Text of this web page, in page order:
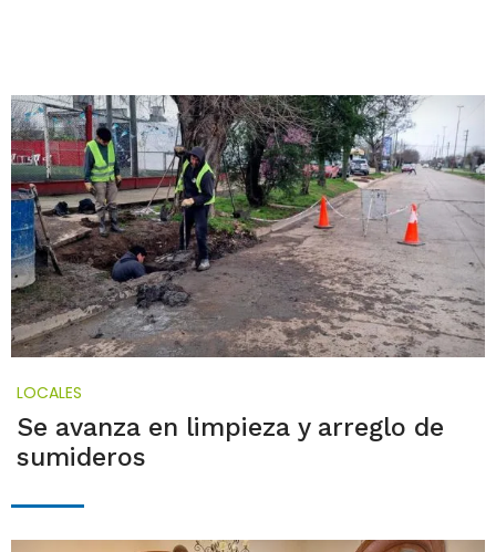
LOCALES
Se avanza en limpieza y arreglo de
sumideros